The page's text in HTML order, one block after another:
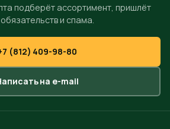
подберёт ассортимент, пришлёт
и спама.
(812) 409-98-80
на e-mail